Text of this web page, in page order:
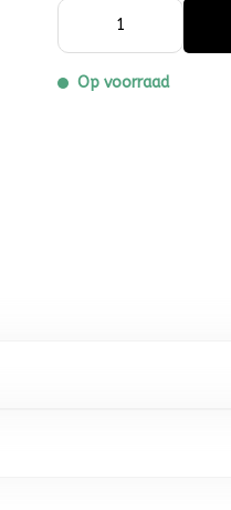
Op voorraad